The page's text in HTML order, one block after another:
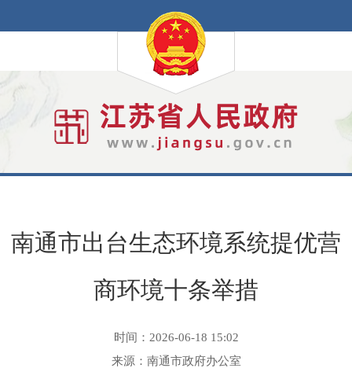
南通市出台生态环境系统提优营
商环境十条举措
时间：2026-06-18 15:02
来源：南通市政府办公室